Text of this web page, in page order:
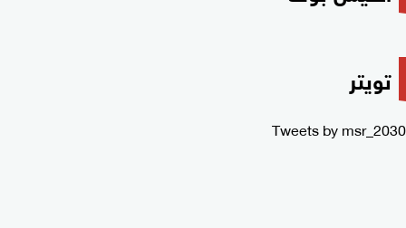
تويتر
Tweets by msr_2030